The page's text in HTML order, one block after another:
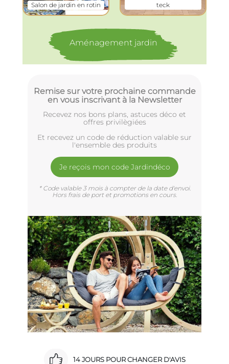
Salon de jardin en rotin
Aménagement jardin
teck
Remise sur votre prochaine commande
en vous inscrivant à la Newsletter
Recevez nos bons plans, astuces déco et
offres privilègiées
Et recevez un code de réduction valable sur
l'ensemble des produits
Je reçois mon code Jardindéco
* Code valable 3 mois à compter de la date d'envoi.
Hors frais de port et promotions en cours.
14 JOURS POUR CHANGER D'AVIS